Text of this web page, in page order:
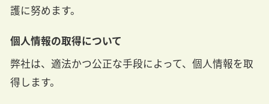
護に努めます。
個人情報の取得について
弊社は、適法かつ公正な手段によって、個人情報を取
得します。